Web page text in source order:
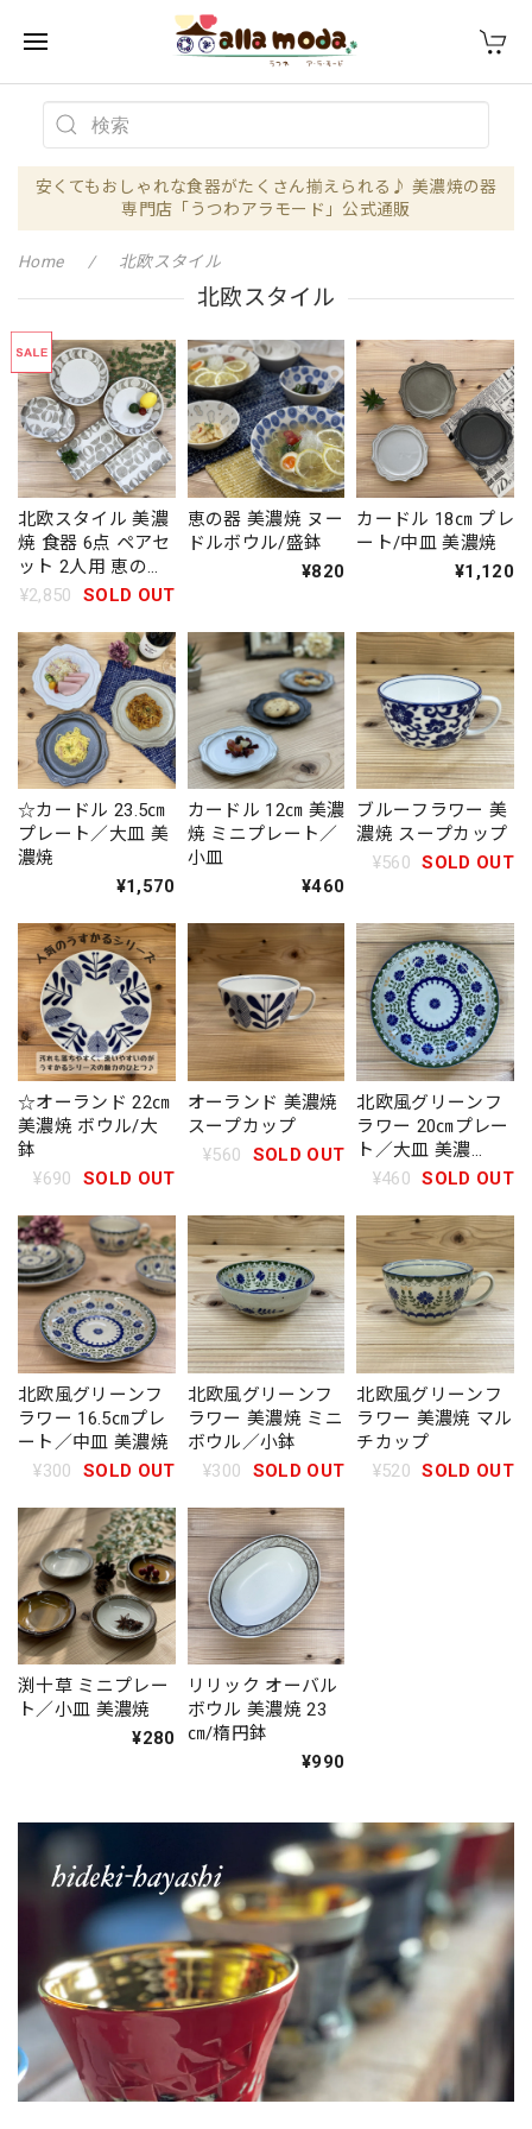
安くてもおしゃれな食器がたくさん揃えられる♪ 美濃焼の器
専門店「うつわアラモード」公式通販
Home 北欧スタイル
北欧スタイル
北欧スタイル 美濃
焼 食器 6点 ペアセ
ット 2人用 恵の器
タマネギ柄
¥2,850 SOLD OUT
恵の器 美濃焼 ヌー
ドルボウル/盛鉢
¥820
カードル 18㎝ プレ
ート/中皿 美濃焼
¥1,120
☆カードル 23.5㎝
プレート／大皿 美
濃焼
¥1,570
カードル 12㎝ 美濃
焼 ミニプレート／
小皿
¥460
ブルーフラワー 美
濃焼 スープカップ
¥560 SOLD OUT
☆オーランド 22㎝
美濃焼 ボウル/大
鉢
¥690
SOLD OUT
オーランド 美濃焼
スープカップ
¥560
SOLD OUT
北欧風グリーンフ
ラワー 20㎝プレー
ト／大皿 美濃
焼
¥460 SOLD OUT
北欧風グリーンフ
ラワー 16.5㎝プレ
ート／中皿 美濃焼
¥300
SOLD OUT
北欧風グリーンフ
ラワー 美濃焼 ミニ
ボウル／小鉢
¥300
SOLD OUT
北欧風グリーンフ
ラワー 美濃焼 マル
チカップ
¥520 SOLD OUT
渕十草 ミニプレー
ト／小皿 美濃焼
¥280
リリック オーバル
ボウル 美濃焼 23
㎝/楕円鉢
¥990